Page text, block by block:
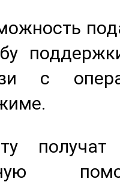
с
получат